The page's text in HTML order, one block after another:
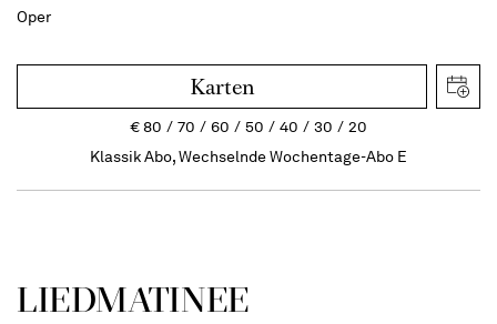
Oper
Karten
€80 70 60 50 40 30
20
Klassik Abo, Wechselnde Wochentage-Abo E
LIEDMATINEE